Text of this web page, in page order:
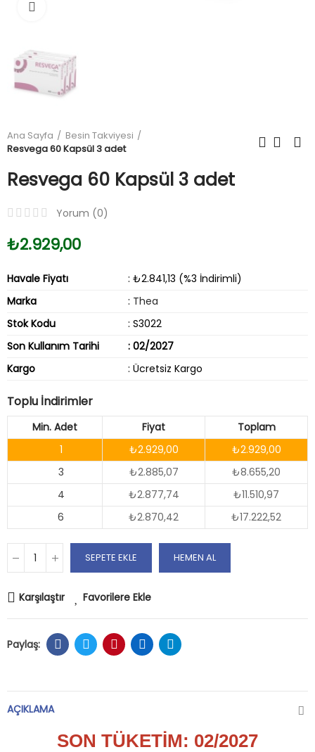
Ana Sayfa
Besin Takviyesi
Resvega 60 Kapsül 3 adet
Resvega 60 Kapsül 3 adet
Yorum (0)
₺2.929,00
Havale Fiyatı
: ₺2.841,13 (%3 İndirimli)
Marka
: Thea
Stok Kodu
: S3022
Son Kullanım Tarihi
: 02/2027
Kargo
: Ücretsiz Kargo
Toplu İndirimler
Min. Adet Fiyat
Toplam
1
₺2.929,00
₺2.929,00
3
₺2.885,07
₺8.655,20
4
₺2.877,74
₺11.510,97
6
₺2.870,42 ₺17.222,52
SEPETE EKLE HEMEN AL
Karşılaştır Favorilere Ekle
AÇIKLAMA
SON TÜKETİM: 02/2027